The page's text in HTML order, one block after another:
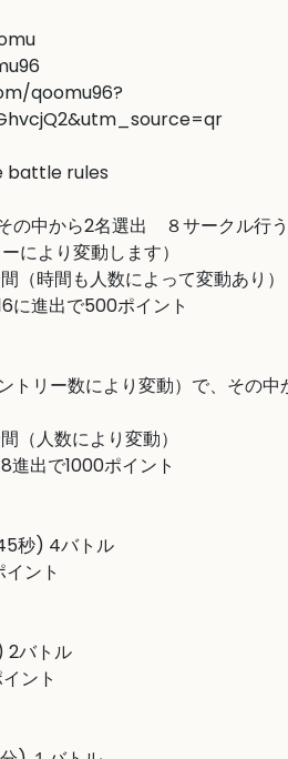
qoomu96?
battle rules
の中から2名選出　８サークル行
により変動します）
（時間も人数によって変動あり）
に進出で500ポイント
トリー数により変動）で、その中
（人数により変動）
進出で1000ポイント
秒) 4バトル
ント
2バトル
ント